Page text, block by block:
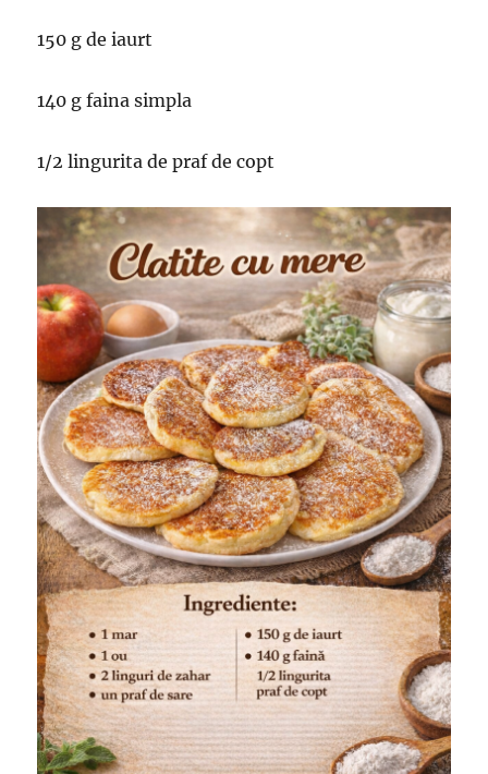
150 g de iaurt
140 g faina simpla
1/2 lingurita de praf de copt